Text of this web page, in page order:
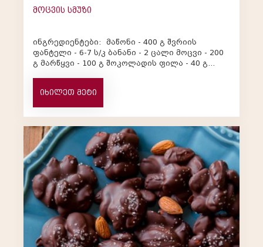
მოცვის სმუზი
ინგრედიენტები: მაწონი - 400 გ შვრიის
ფანტელი - 6-7 ს/კ ბანანი - 2 ცალი მოცვი - 200
გ მარწყვი - 100 გ შოკოლადის ფილა - 40 გ
იხილეთ მეტი